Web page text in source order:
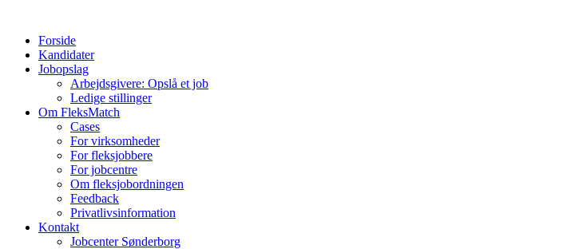
Forside
Kandidater
Jobopslag
Arbejdsgivere: Opslå et job
Ledige stillinger
Om FleksMatch
Cases
For virksomheder
For fleksjobbere
For jobcentre
Om fleksjobordningen
Feedback
Privatlivsinformation
Kontakt
Jobcenter Sønderborg